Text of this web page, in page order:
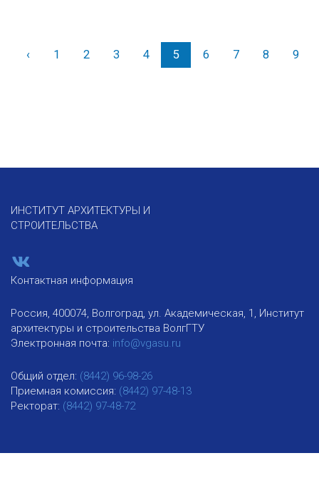
‹Назад
1 2 3 4 5 6 7 8 9
ИНСТИТУТ АРХИТЕКТУРЫ И
СТРОИТЕЛЬСТВА
Контактная информация
Россия, 400074, Волгоград, ул. Академическая, 1, Институт
архитектуры и строительства ВолгГТУ
Электронная почта: info@vgasu.ru
Общий отдел: (8442) 96-98-26
Приемная комиссия: (8442) 97-48-13
Ректорат: (8442) 97-48-72